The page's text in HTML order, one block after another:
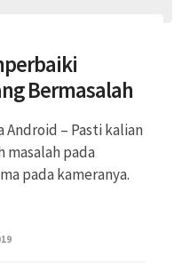
Bermasalah
Android – Pasti kalian
masalah pada
pada kameranya.